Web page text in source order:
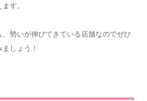
す。
、勢いが伸びてきている店舗なのでぜひ
しょう！